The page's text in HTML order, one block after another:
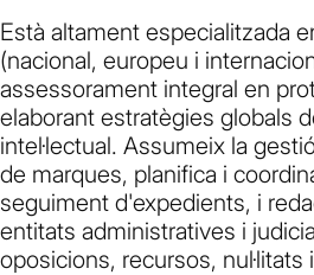
Està altament especialitzada
(nacional, europeu i
assessorament integral en
elaborant estratègies globals
intel·lectual. Assumeix la
de marques, planifica i
seguiment d'expedients, i
entitats administratives i
oposicions, recursos, nul·litats